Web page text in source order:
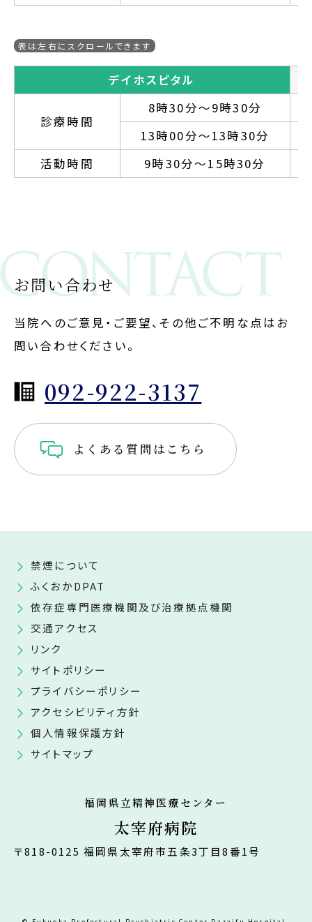
デイホスピタル
診療時間
8時30分～9時30分
13時00分～13時30分
活動時間
9時30分～15時30分
お問い合わせ
当院へのご意見・ご要望、その他ご不明な点はお
問い合わせください。
092-922-3137
よくある質問はこちら
禁煙について
ふくおかDPAT
依存症専門医療機関及び治療拠点機関
交通アクセス
リンク
サイトポリシー
プライバシーポリシー
アクセシビリティ方針
個人情報保護方針
サイトマップ
福岡県立精神医療センター
太宰府病院
〒818-0125 福岡県太宰府市五条3丁目8番1号